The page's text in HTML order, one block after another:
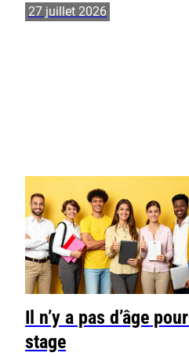
27 juillet 2026
Il n’y a pas d’âge
stage